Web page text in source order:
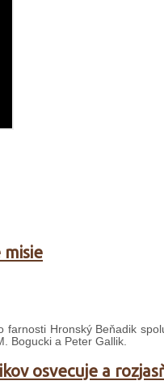
misie
farnosti Hronský Beňadik
Bogucki a Peter Gallik.
osvecuje a